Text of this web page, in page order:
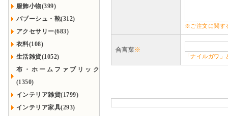
服飾小物(399)
バブーシュ・靴(312)
アクセサリー(683)
衣料(108)
生活雑貨(1052)
布・ホームファブリック
(1350)
インテリア雑貨(1799)
インテリア家具(293)
※ご注文に関す
合言葉※
「ナイルガワ